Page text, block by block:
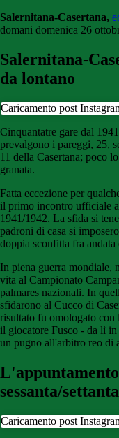
Salernitana-Casertana,
domani domenica 26
Salernitana-
da lontano
Caricamento post
Cinquantatre gare dal
prevalgono i pareggi, 25,
11 della Casertana; poco
granata.
Fatta eccezione per
il primo incontro ufficiale
1941/1942. La sfida si
padroni di casa si
doppia sconfitta fra
In piena guerra mondiale,
vita al Campionato
palmares nazionali. In
sfidarono al Cucco di
risultato fu omologato con
il giocatore Fusco - da lì
un pugno all'arbitro reo di
sessanta/settanta
Caricamento post